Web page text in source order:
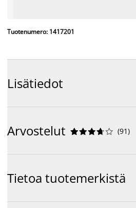
Tuotenumero: 1417201
Lisätiedot
Arvostelut 




 (91)
Tietoa tuotemerkistä